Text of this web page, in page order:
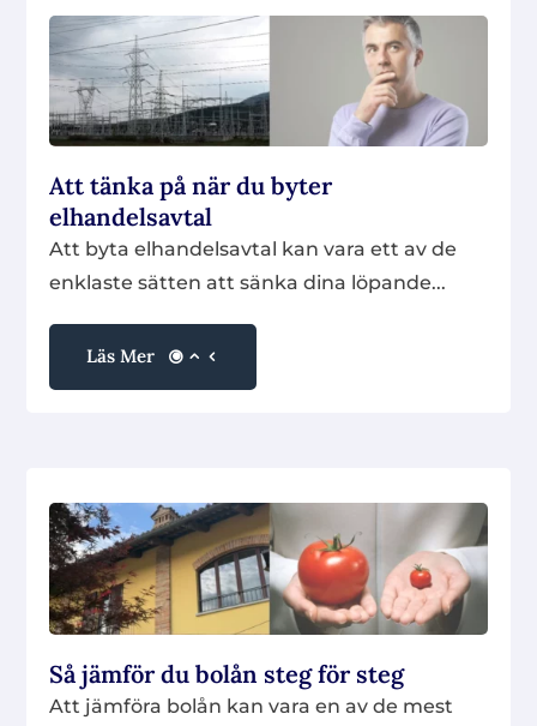
Att tänka på när du byter
elhandelsavtal
Att byta elhandelsavtal kan vara ett av de
enklaste sätten att sänka dina löpande...
Läs Mer
Så jämför du bolån steg för steg
Att jämföra bolån kan vara en av de mest